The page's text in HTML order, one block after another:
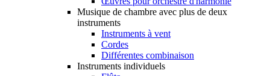
Musique de chambre avec plus de deux
instruments
Instruments à vent
Cordes
Différentes combinaison
Instruments individuels